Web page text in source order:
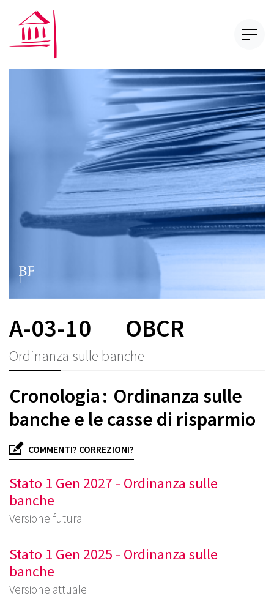
A-03-10 OBCR
Ordinanza sulle banche
Cronologia : Ordinanza sulle
banche e le casse di risparmio
COMMENTI? CORREZIONI?
Stato 1 Gen 2027 - Ordinanza sulle
banche
Versione futura
Stato 1 Gen 2025 - Ordinanza sulle
banche
Versione attuale